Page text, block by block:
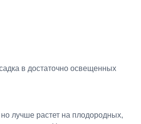
в достаточно освещенных
лучше растет на плодородных,